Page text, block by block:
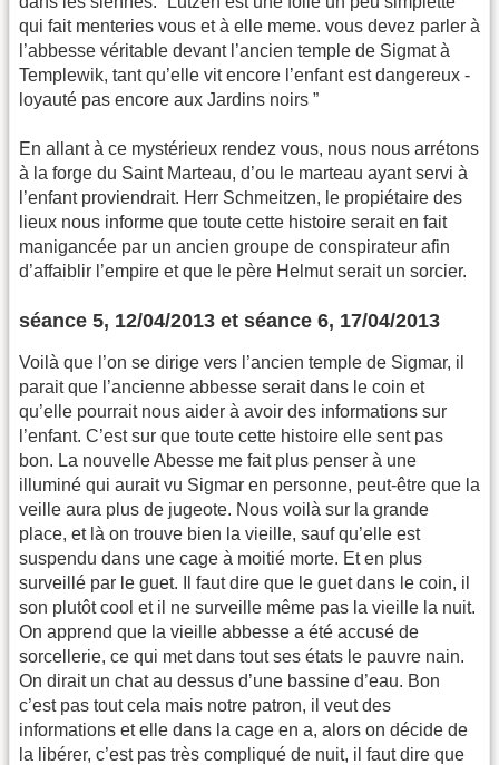
qui fait menteries vous et à elle meme. vous devez parler à
l’abbesse véritable devant l’ancien temple de Sigmat à
Templewik, tant qu’elle vit encore l’enfant est dangereux -
loyauté pas encore aux Jardins noirs ”
En allant à ce mystérieux rendez vous, nous nous arrétons
à la forge du Saint Marteau, d’ou le marteau ayant servi à
l’enfant proviendrait. Herr Schmeitzen, le propiétaire des
lieux nous informe que toute cette histoire serait en fait
manigancée par un ancien groupe de conspirateur afin
d’affaiblir l’empire et que le père Helmut serait un sorcier.
séance 5, 12/04/2013 et séance 6, 17/04/2013
Voilà que l’on se dirige vers l’ancien temple de Sigmar, il
parait que l’ancienne abbesse serait dans le coin et
qu’elle pourrait nous aider à avoir des informations sur
l’enfant. C’est sur que toute cette histoire elle sent pas
bon. La nouvelle Abesse me fait plus penser à une
illuminé qui aurait vu Sigmar en personne, peut-être que la
veille aura plus de jugeote. Nous voilà sur la grande
place, et là on trouve bien la vieille, sauf qu’elle est
suspendu dans une cage à moitié morte. Et en plus
surveillé par le guet. Il faut dire que le guet dans le coin, il
son plutôt cool et il ne surveille même pas la vieille la nuit.
On apprend que la vieille abbesse a été accusé de
sorcellerie, ce qui met dans tout ses états le pauvre nain.
On dirait un chat au dessus d’une bassine d’eau. Bon
c’est pas tout cela mais notre patron, il veut des
informations et elle dans la cage en a, alors on décide de
la libérer, c’est pas très compliqué de nuit, il faut dire que